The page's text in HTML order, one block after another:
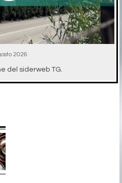
2026
del siderweb TG.